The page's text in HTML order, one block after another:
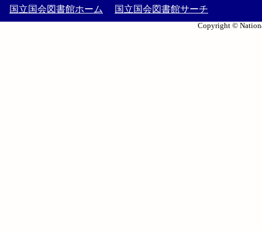
国立国会図書館ホーム 国立国会図書館サーチ
Copyright ©